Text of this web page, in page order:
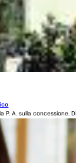
P. A. sulla concessione.